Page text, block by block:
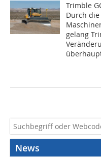
Trimble
Durch
gelang
News